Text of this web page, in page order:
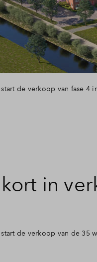
vragen
de verkoop van fase 4
in
de verkoop van de 35